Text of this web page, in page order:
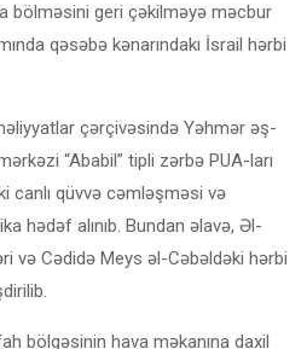
bölməsini geri çəkilməyə məcbur
qəsəbə kənarındakı İsrail hərbi
çərçivəsində Yəhmər əş-
“Ababil” tipli zərbə PUA-ları
canlı qüvvə cəmləşməsi və
hədəf alınıb. Bundan əlavə, Əl-
və Cədidə Meys əl-Cəbəldəki hərbi
bölgəsinin hava məkanına daxil